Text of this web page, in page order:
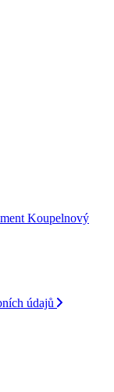
Koupelnový
údajů